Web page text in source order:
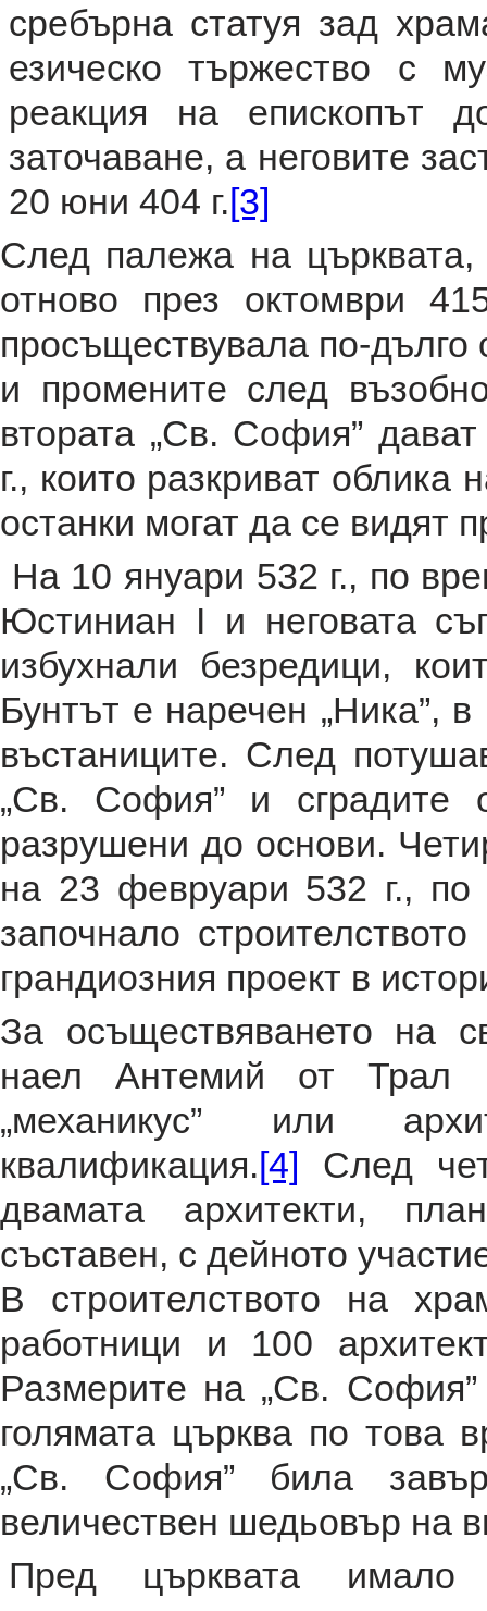
сребърна статуя зад
езическо тържество с
реакция на епископът
заточаване, а неговите
20 юни 404 г.[3]
След палежа на
отново през октомври
просъществувала по-
и промените след
втората „Св. София”
г., които разкриват облика
останки могат да се видят
На 10 януари 532 г., по
Юстиниан I и неговата
избухнали безредици,
Бунтът е наречен „Ника”,
въстаниците. След
„Св. София” и
разрушени до основи.
на 23 февруари 532 г.,
започнало
грандиозния проект в
За осъществяването на
наел Антемий от Трал
„механикус” или
квалификация.[4] След
двамата архитекти,
съставен, с дейното
В строителството на
работници и 100
Размерите на „Св.
голямата църква по това
„Св. София” била
величествен шедьовър на
Пред църквата имало